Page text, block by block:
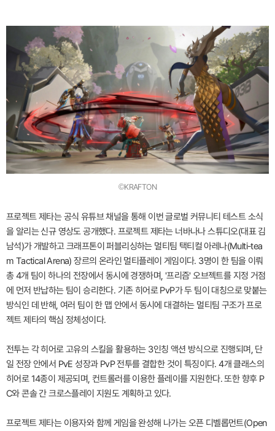
©KRAFTON
프로젝트 제타는 공식 유튜브 채널을 통해 이번 글로벌 커뮤니티 테스트 소식
을 알리는 신규 영상도 공개했다. 프로젝트 제타는 너바나나 스튜디오(대표 김
남석)가 개발하고 크래프톤이 퍼블리싱하는 멀티팀 택티컬 아레나(Multi-tea
m Tactical Arena) 장르의 온라인 멀티플레이 게임이다. 3명이 한 팀을 이뤄
총 4개 팀이 하나의 전장에서 동시에 경쟁하며, '프리즘' 오브젝트를 지정 거점
에 먼저 반납하는 팀이 승리한다. 기존 히어로 PvP가 두 팀이 대칭으로 맞붙는
방식인 데 반해, 여러 팀이 한 맵 안에서 동시에 대결하는 멀티팀 구조가 프로
젝트 제타의 핵심 정체성이다.
전투는 각 히어로 고유의 스킬을 활용하는 3인칭 액션 방식으로 진행되며, 단
일 전장 안에서 PvE 성장과 PvP 전투를 결합한 것이 특징이다. 4개 클래스의
히어로 14종이 제공되며, 컨트롤러를 이용한 플레이를 지원한다. 또한 향후 P
C와 콘솔 간 크로스플레이 지원도 계획하고 있다.
프로젝트 제타는 이용자와 함께 게임을 완성해 나가는 오픈 디벨롭먼트(Open